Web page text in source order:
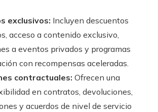
exclusivos: Incluyen descuentos
acceso a contenido exclusivo,
a eventos privados y programas
con recompensas aceleradas.
contractuales: Ofrecen una
en contratos, devoluciones,
y acuerdos de nivel de servicio